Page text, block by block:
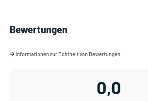
Bewertungen
Informationen zur Echtheit von Bewertungen
0,0